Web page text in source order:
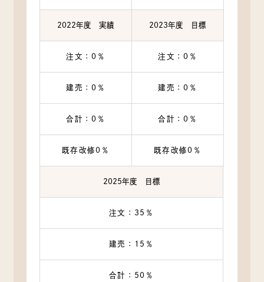
2022年度 実績 2023年度 目標
注文：0％ 注文：0％
建売：0％ 建売：0％
合計：0％ 合計：0％
既存改修0％ 既存改修0％
2025年度 目標
注文：35％
建売：15％
合計：50％